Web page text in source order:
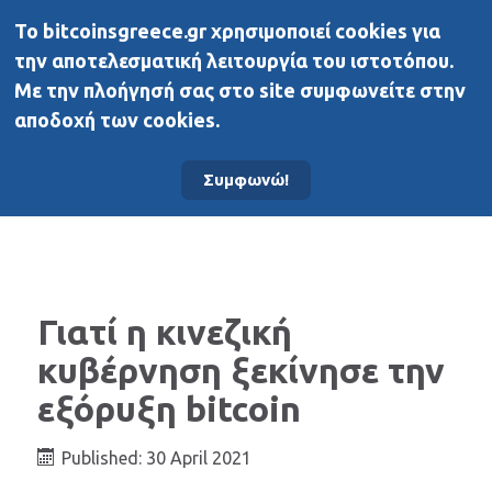
BitcoinsGreece
Νέα
Γιατί η κινεζική
κυβέρνηση ξεκίνησε την
εξόρυξη bitcoin
Published: 30 April 2021
To bitcoinsgreece.gr χρησιμοποιεί cookies για
την αποτελεσματική λειτουργία του ιστοτόπου.
Με την πλοήγησή σας στο site συμφωνείτε στην
αποδοχή των cookies.
Συμφωνώ!